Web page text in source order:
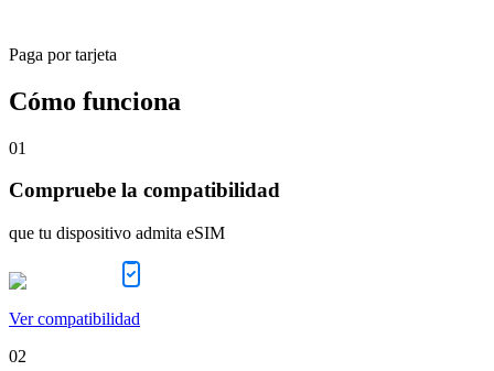
Paga por tarjeta
Cómo funciona
01
Compruebe la compatibilidad
que tu dispositivo admita eSIM
Ver compatibilidad
02